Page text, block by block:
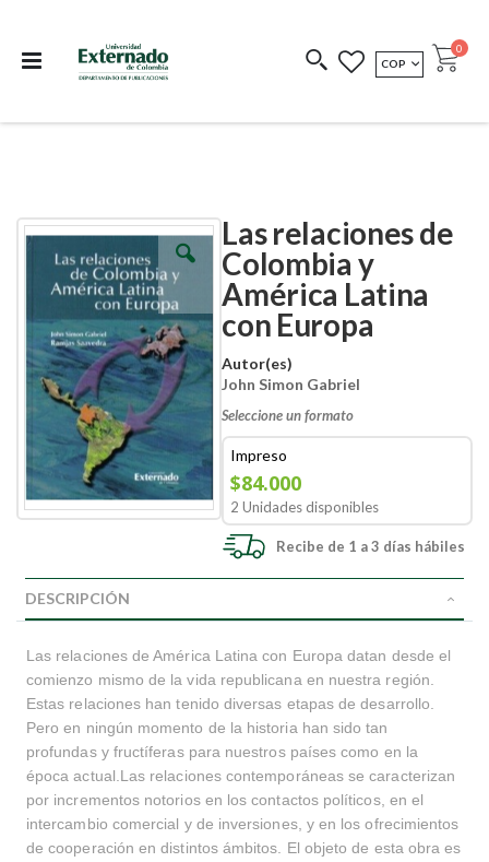
COEDICIONES REDIMIR CÓDIGO
MONEDA
COP Cart
0
Las relaciones de
Colombia y
América Latina
con Europa
Autor(es)
John Simon Gabriel
Seleccione un formato
Impreso
$84.000
2 Unidades disponibles
Recibe de 1 a 3 días hábiles
Skip
to
the
images
gallery
Skip
to
beginning
the
images
gallery
DESCRIPCIÓN
Las relaciones de América Latina con Europa datan desde el
comienzo mismo de la vida republicana en nuestra región.
Estas relaciones han tenido diversas etapas de desarrollo.
Pero en ningún momento de la historia han sido tan
profundas y fructíferas para nuestros países como en la
época actual.Las relaciones contemporáneas se caracterizan
por incrementos notorios en los contactos políticos, en el
intercambio comercial y de inversiones, y en los ofrecimientos
de cooperación en distintos ámbitos. El objeto de esta obra es